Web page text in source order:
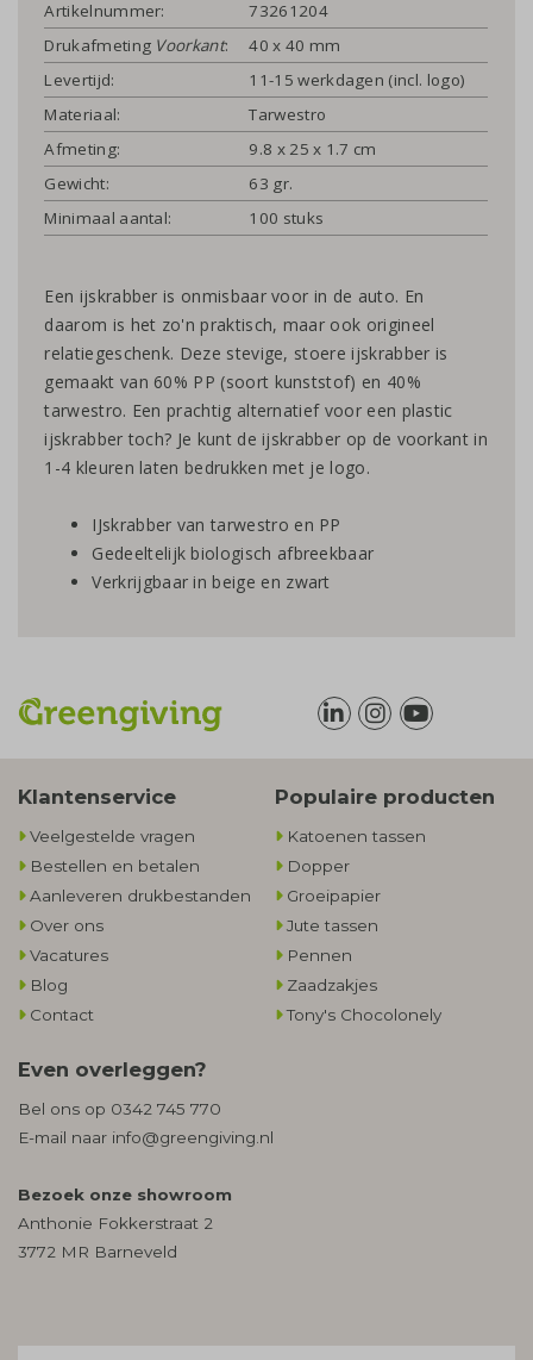
Artikelnummer:
73261204
Drukafmeting Voorkant:
40 x 40 mm
Levertijd:
11-15 werkdagen (incl. logo)
Materiaal:
Tarwestro
Afmeting:
9.8 x 25 x 1.7 cm
Gewicht:
63 gr.
Minimaal aantal:
100 stuks
Een ijskrabber is onmisbaar voor in de auto. En
daarom is het zo'n praktisch, maar ook origineel
relatiegeschenk. Deze stevige, stoere ijskrabber is
gemaakt van 60% PP (soort kunststof) en 40%
tarwestro. Een prachtig alternatief voor een plastic
ijskrabber toch? Je kunt de ijskrabber op de voorkant in
1-4 kleuren laten bedrukken met je logo.
IJskrabber van tarwestro en PP
Gedeeltelijk biologisch afbreekbaar
Verkrijgbaar in beige en zwart
Klantenservice
Veelgestelde vragen
Bestellen en betalen
Aanleveren drukbestanden
Over ons
Vacatures
Blog
Contact
Populaire producten
Katoenen tassen
Dopper
Groeipapier
Jute tassen
Pennen
Zaadzakjes
Tony's Chocolonely
Even overleggen?
Bel ons op 0342 745 770
E-mail naar info@greengiving.nl
Bezoek onze showroom
Anthonie Fokkerstraat 2
3772 MR Barneveld